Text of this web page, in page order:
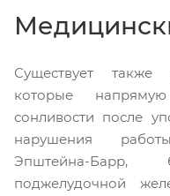
Существует
которые
сонливости после
нарушения
Эпштейна-
поджелудочной